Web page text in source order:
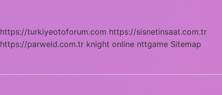
https://turkiyeotoforum.com https://sisnetinsaat.com.tr
https://parweld.com.tr knight online nttgame Sitemap